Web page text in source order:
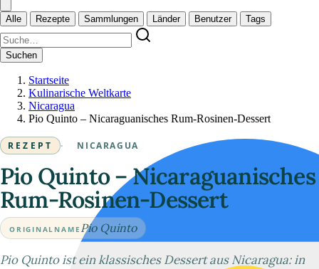
Alle Rezepte Sammlungen Länder Benutzer Tags
Suchen
Startseite
Kulinarische Weltkarte
Nicaragua
Pio Quinto – Nicaraguanisches Rum-Rosinen-Dessert
REZEPT · NICARAGUA
Pio Quinto – Nicaraguanisches
Rum-Rosinen-Dessert
ORIGINALNAME Pio Quinto
Pio Quinto ist ein klassisches Dessert aus Nicaragua: in